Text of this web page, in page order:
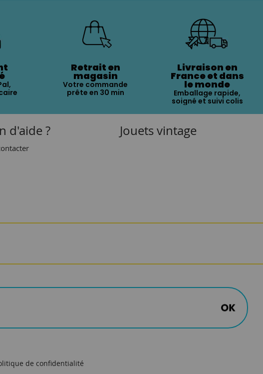
Retrait en
magasin
Votre commande
prête en 30 min
Livraison en
France et dans
le monde
Emballage rapide,
soigné et suivi colis
d'aide ? Jouets vintage
de confidentialité